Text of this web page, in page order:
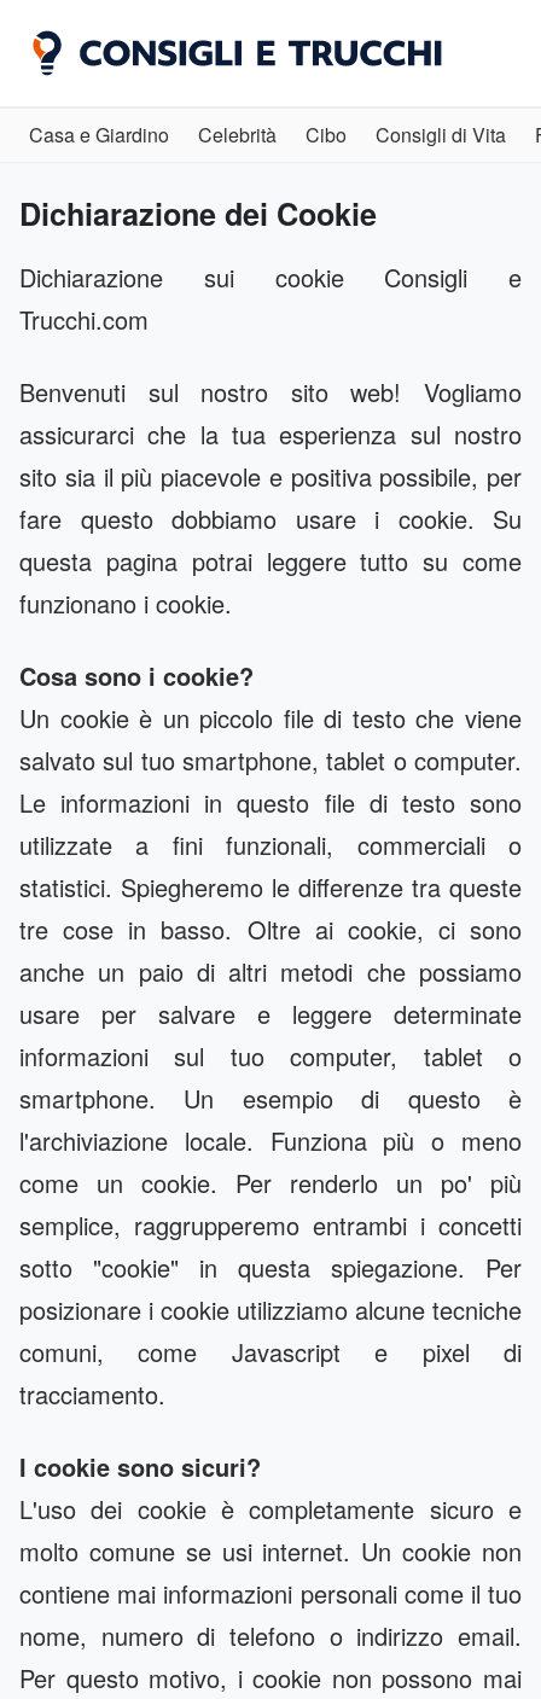
Casa e Giardino Celebrità Cibo Consigli di Vita
Dichiarazione dei Cookie
Dichiarazione sui cookie Consigli e
Trucchi.com
Benvenuti sul nostro sito web! Vogliamo
assicurarci che la tua esperienza sul nostro
sito sia il più piacevole e positiva possibile, per
fare questo dobbiamo usare i cookie. Su
questa pagina potrai leggere tutto su come
funzionano i cookie.
Cosa sono i cookie?
Un cookie è un piccolo file di testo che viene
salvato sul tuo smartphone, tablet o computer.
Le informazioni in questo file di testo sono
utilizzate a fini funzionali, commerciali o
statistici. Spiegheremo le differenze tra queste
tre cose in basso. Oltre ai cookie, ci sono
anche un paio di altri metodi che possiamo
usare per salvare e leggere determinate
informazioni sul tuo computer, tablet o
smartphone. Un esempio di questo è
l'archiviazione locale. Funziona più o meno
come un cookie. Per renderlo un po' più
semplice, raggrupperemo entrambi i concetti
sotto "cookie" in questa spiegazione. Per
posizionare i cookie utilizziamo alcune tecniche
comuni, come Javascript e pixel di
tracciamento.
I cookie sono sicuri?
L'uso dei cookie è completamente sicuro e
molto comune se usi internet. Un cookie non
contiene mai informazioni personali come il tuo
nome, numero di telefono o indirizzo email.
Per questo motivo, i cookie non possono mai